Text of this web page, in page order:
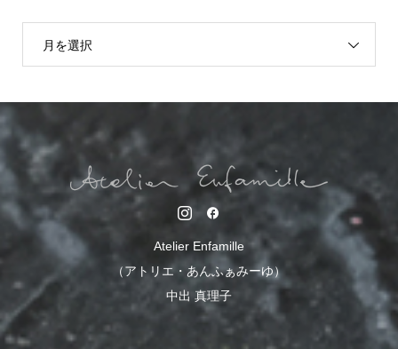
月を選択
Atelier Enfamille
（アトリエ・あんふぁみーゆ）
中出 真理子